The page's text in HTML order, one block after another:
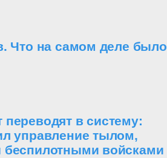
Что на самом деле было
в систему:
управление тылом,
войсками